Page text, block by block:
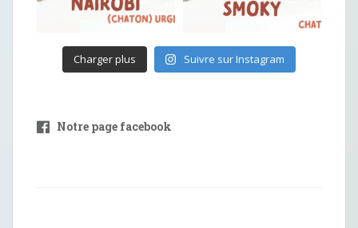
Charger plus Suivre sur Instagram
Notre page facebook